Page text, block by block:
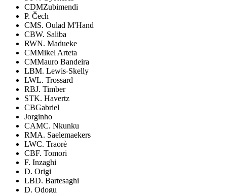
CDMZubimendi
P. Čech
CMS. Oulad M'Hand
CBW. Saliba
RWN. Madueke
CMMikel Arteta
CMMauro Bandeira
LBM. Lewis-Skelly
LWL. Trossard
RBJ. Timber
STK. Havertz
CBGabriel
Jorginho
CAMC. Nkunku
RMA. Saelemaekers
LWC. Traorè
CBF. Tomori
F. Inzaghi
D. Origi
LBD. Bartesaghi
D. Odogu